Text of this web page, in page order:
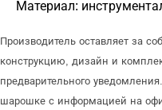
Материал:
Производитель оставляет за
конструкцию, дизайн и
предварительного
шарошке с информацией на